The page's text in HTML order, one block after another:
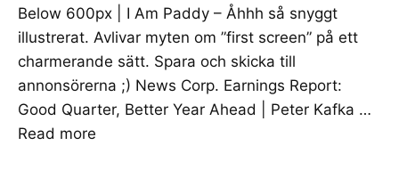
Below 600px | I Am Paddy – Åhhh så snyggt
illustrerat. Avlivar myten om ”first screen” på ett
charmerande sätt. Spara och skicka till
annonsörerna ;) News Corp. Earnings Report:
Good Quarter, Better Year Ahead | Peter Kafka …
Read more